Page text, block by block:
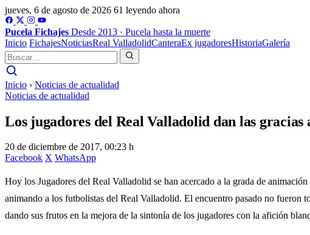
jueves, 6 de agosto de 2026 61 leyendo ahora
Pucela Fichajes Desde 2013 · Pucela hasta la muerte
Inicio FichajesNoticiasReal ValladolidCanteraEx jugadoresHistoriaGalería
Inicio › Noticias de actualidad
Noticias de actualidad
Los jugadores del Real Valladolid dan las
20 de diciembre de 2017, 00:23 h
Facebook X WhatsApp
Hoy los Jugadores del Real Valladolid se han acercado a la grada de animación
animando a los futbolistas del Real Valladolid. El encuentro pasado no fueron
dando sus frutos en la mejora de la sintonía de los jugadores con la afición